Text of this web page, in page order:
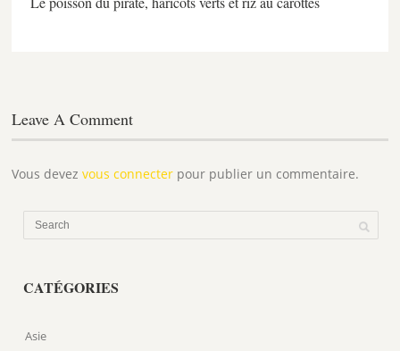
Leave A Comment
Vous devezvous connecter pour publier un commentaire.
CATÉGORIES
Asie